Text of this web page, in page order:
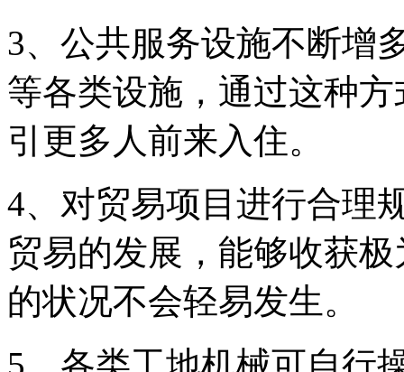
3、公共服务设施不断增
等各类设施，通过这种
引更多人前来入住。
4、对贸易项目进行合理
贸易的发展，能够收获
的状况不会轻易发生。
5、各类工地机械可自行